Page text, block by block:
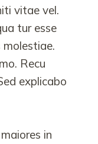
vitae vel.
tur esse
Recu
explicabo
in